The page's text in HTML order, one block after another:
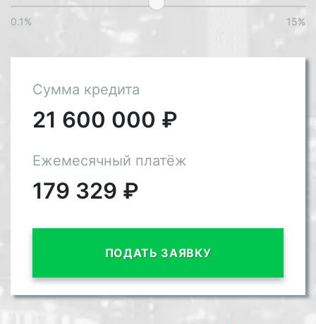
0.1% 15%
Сумма кредита
21 600 000 ₽
Ежемесячный платёж
179 329 ₽
ПОДАТЬ ЗАЯВКУ